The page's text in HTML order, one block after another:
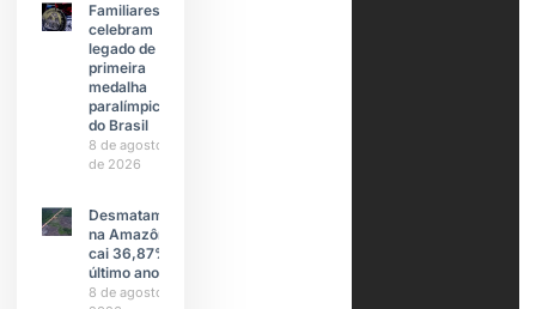
Familiares
celebram
legado de
primeira
medalha
paralímpica
do Brasil
8 de agosto
de 2026
Desmatamento
na Amazônia
cai 36,87% no
último ano
8 de agosto de